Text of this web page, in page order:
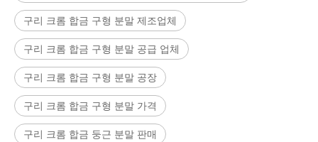
구리 크롬 합금 구형 분말 제조업체
구리 크롬 합금 구형 분말 공급 업체
구리 크롬 합금 구형 분말 공장
구리 크롬 합금 구형 분말 가격
구리 크롬 합금 둥근 분말 판매